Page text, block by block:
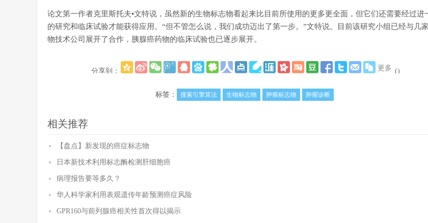
论文第一作者克里斯托夫•文特说，虽然新的生物标志物看起来比目前所使用的更多更全面，但它们还需要经过进
的研究和临床试验才能获得应用。“但不管怎么说，我们成功迈出了第一步。”文特说。目前该研究小组已经与几
物技术公司展开了合作，胰腺癌药物的临床试验也已逐步展开。
分享到： 更多 ()
标签： 搜索引擎算法 生物标志物 肿瘤标志物 肿瘤诊断
相关推荐
【盘点】新发现的癌症标志物
日本新技术利用标志酶检测肝细胞癌
病理报告要等多久？
华人科学家利用表观遗传年龄预测癌症风险
GPR160与前列腺癌相关性首次得以揭示